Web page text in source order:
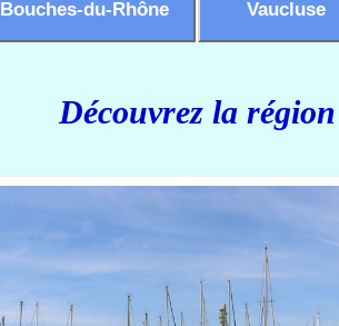
Bouches-du-Rhône Vaucluse
Découvrez la